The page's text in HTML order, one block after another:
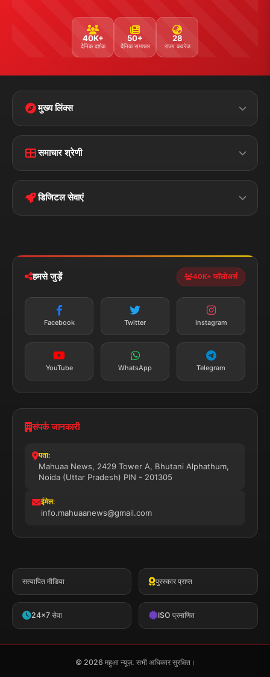
40K+
दैनिक दर्शक
50+
दैनिक समाचार
28
राज्य कवरेज
मुख्य लिंक्स
Terms &
Privacy Policy
समाचार श्रेणी
पॉलिटिकल झारखण्ड
डिजिटल सेवाएं
न्यूज़ अलर्ट
तत्काल अपडेट
सब्सक्राइब करें
हमसे जुड़ें 40K+ फॉलोअर्स
Facebook Twitter Instagram
YouTube WhatsApp Telegram
संपर्क जानकारी
पता:
Mahuaa News, 2429 Tower A, Bhutani Alphathum,
Noida (Uttar Pradesh) PIN - 201305
ईमेल:
info.mahuaanews@gmail.com
सत्यापित मीडिया पुरस्कार प्राप्त
24x7 सेवा ISO प्रमाणित
© 2026 महुआ न्यूज़. सभी अधिकार सुरक्षित।